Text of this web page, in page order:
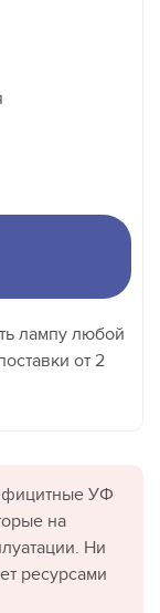
лампу любой
от 2
УФ
на
Ни
ресурсами